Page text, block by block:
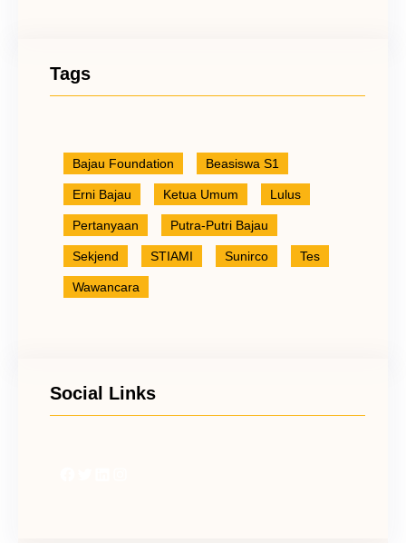
Tags
Bajau Foundation Beasiswa S1
Erni Bajau Ketua Umum Lulus
Pertanyaan Putra-Putri Bajau
Sekjend STIAMI Sunirco Tes
Wawancara
Social Links